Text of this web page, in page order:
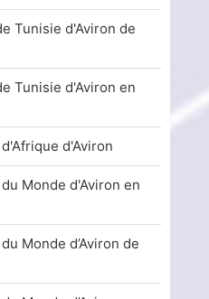
– les
Tunisie d'Aviron de
Tunisie d'Aviron en
d'Aviron
Monde d'Aviron en
Monde d’Aviron de